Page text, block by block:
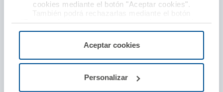
cookies mediante el botón "Aceptar cookies".
También podrá rechazarlas mediante el botón
"Rechazar", donde se rechazarán todas las cookies
menos las necesarias para permitir el acceso a los
configurarlas usando el botón “Personalizar".
Aceptar cookies
Personalizar
Seguro baja laboral
Defensa y protección por agresión
Seguros particulares
Seguro de coche